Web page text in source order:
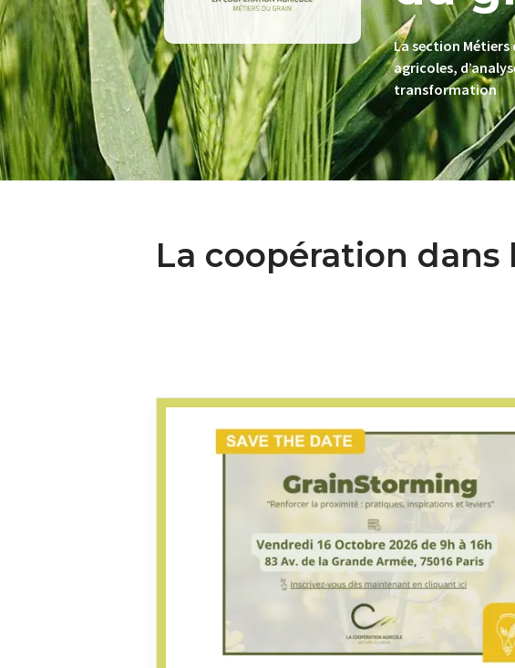
La section Métiers
agricoles,
transformation
La coopération dans